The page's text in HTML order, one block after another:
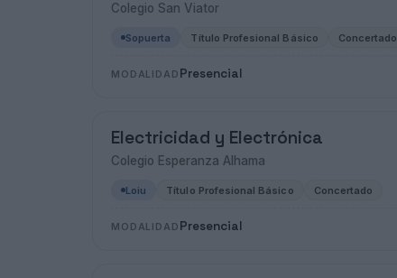
Colegio San Viator
Sopuerta Título Profesional Básico Concertado
MODALIDAD Presencial
Electricidad y Electrónica
Colegio Esperanza Alhama
Loiu Título Profesional Básico Concertado
MODALIDAD Presencial